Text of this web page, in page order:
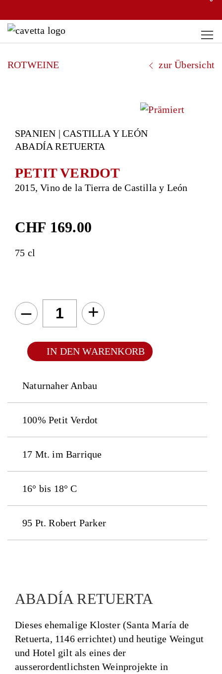
ROTWEINE zur Übersicht
SPANIEN | CASTILLA Y LEÓN
ABADÍA RETUERTA
PETIT VERDOT
2015, Vino de la Tierra de Castilla y León
CHF 169.00
75 cl
– +
IN DEN WARENKORB
Naturnaher Anbau
100% Petit Verdot
17 Mt. im Barrique
16° bis 18° C
95 Pt. Robert Parker
ABADÍA RETUERTA
Dieses ehemalige Kloster (Santa María de
Retuerta, 1146 errichtet) und heutige Weingut
und Hotel gilt als eines der
ausserordentlichsten Weinprojekte in